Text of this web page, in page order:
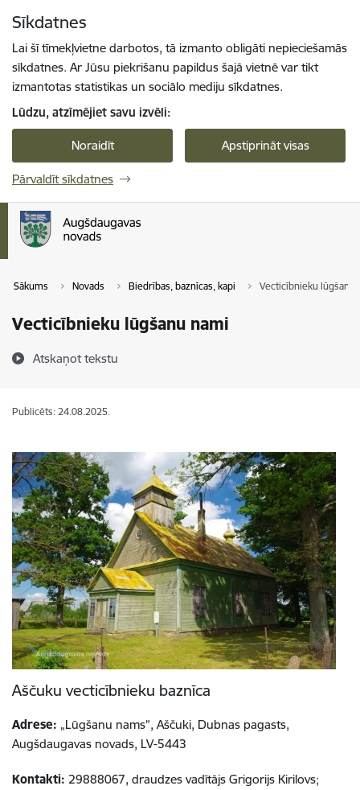
Sīkdatnes
Lai šī tīmekļvietne darbotos, tā izmanto obligāti nepieciešamās
sīkdatnes. Ar Jūsu piekrišanu papildus šajā vietnē var tikt
izmantotas statistikas un sociālo mediju sīkdatnes.
Lūdzu, atzīmējiet savu izvēli:
Noraidīt Apstiprināt visas
Pārvaldīt sīkdatnes
Sākums Novads Biedrības, baznīcas, kapi Vecticībnieku lūgšanu
Vecticībnieku lūgšanu nami
Atskaņot tekstu
Publicēts: 24.08.2025.
Aščuku vecticībnieku baznīca
Adrese: „Lūgšanu nams”, Aščuki, Dubnas pagasts,
Augšdaugavas novads, LV-5443
Kontakti: 29888067, draudzes vadītājs Grigorijs Kirilovs;